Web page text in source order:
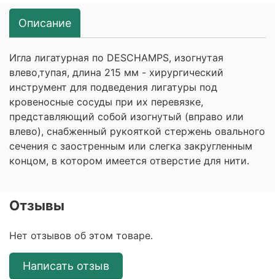
Описание
Игла лигатурная по DESCHAMPS, изогнутая
влево,тупая, длина 215 мм - хирургический
инструмент для подведения лигатуры под
кровеносные сосуды при их перевязке,
представляющий собой изогнутый (вправо или
влево), снабженный рукояткой стержень овального
сечения с заостренным или слегка закругленным
концом, в котором имеется отверстие для нити.
Отзывы
Нет отзывов об этом товаре.
Написать отзыв